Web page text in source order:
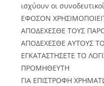
ισχύουν οι
ΕΦΟΣΟΝ
ΑΠΟΔΕΧΕΣΘΕ ΤΟΥΣ
ΑΠΟΔΕΧΕΣΘΕ ΑΥΤΟΥΣ
ΕΓΚΑΤΑΣΤΗΣΕΤΕ ΤΟ
ΠΡΟΜΗΘΕΥΤΗ
ΓΙΑ ΕΠΙΣΤΡΟΦΗ